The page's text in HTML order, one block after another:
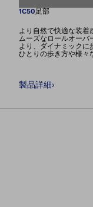
画像
1C50足部
より自然で快適な装着
ムーズなロールオーバ
より、ダイナミックに
ひとりの歩き方や様々
などなく活動をそのま
製品詳細›